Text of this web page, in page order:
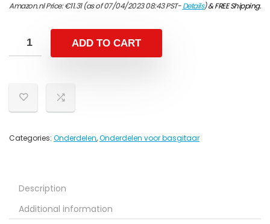
Amazon.nl Price:€11.31(as of 07/04/2023 08:43 PST-Details)&FREE Shipping.
ADD TO CART
Categories: Onderdelen,Onderdelen voor basgitaar
Description
Additional information